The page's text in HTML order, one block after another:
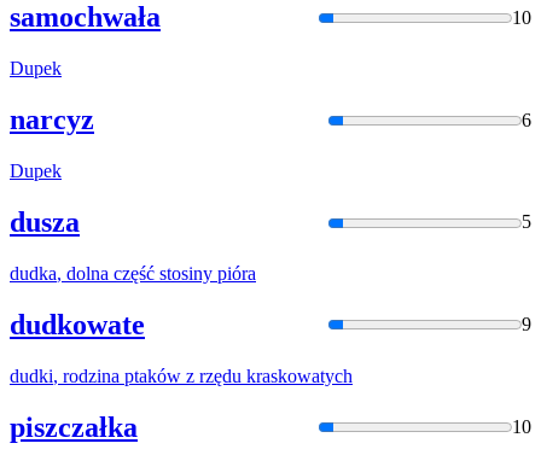
samochwała 10
Dupek
narcyz 6
Dupek
dusza 5
dudka, dolna część stosiny pióra
dudkowate 9
dudki, rodzina ptaków z rzędu kraskowatych
piszczałka 10